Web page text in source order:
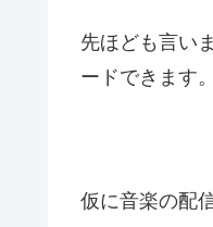
先ほども言い
ードできます。
仮に音楽の配